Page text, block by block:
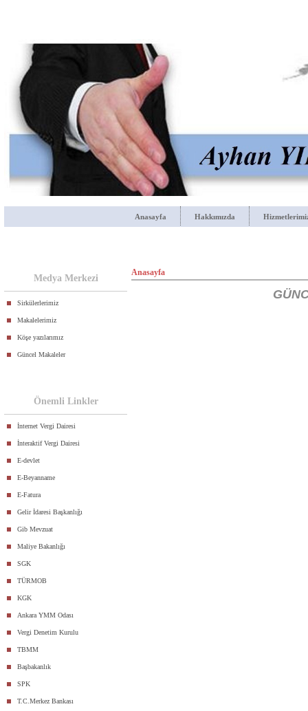
Anasayfa Hakkımızda
Medya Merkezi
Sirkülerlerimiz
Makalelerimiz
Köşe yazılarımız
Güncel Makaleler
Önemli Linkler
İnternet Vergi Dairesi
İnteraktif Vergi Dairesi
E-devlet
E-Beyanname
E-Fatura
Gelir İdaresi Başkanlığı
Gib Mevzuat
Maliye Bakanlığı
SGK
TÜRMOB
KGK
Ankara YMM Odası
Vergi Denetim Kurulu
TBMM
Başbakanlık
SPK
T.C.Merkez Bankası
Anasayfa